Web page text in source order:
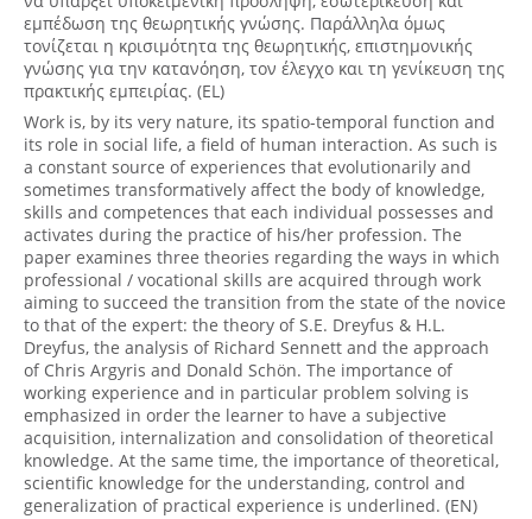
εμπέδωση της θεωρητικής γνώσης. Παράλληλα όμως
τονίζεται η κρισιμότητα της θεωρητικής, επιστημονικής
γνώσης για την κατανόηση, τον έλεγχο και τη γενίκευση της
πρακτικής εμπειρίας. (EL)
Work is, by its very nature, its spatio-temporal function and
its role in social life, a field of human interaction. As such is
a constant source of experiences that evolutionarily and
sometimes transformatively affect the body of knowledge,
skills and competences that each individual possesses and
activates during the practice of his/her profession. The
paper examines three theories regarding the ways in which
professional / vocational skills are acquired through work
aiming to succeed the transition from the state of the novice
to that of the expert: the theory of S.E. Dreyfus & H.L.
Dreyfus, the analysis of Richard Sennett and the approach
of Chris Argyris and Donald Schön. The importance of
working experience and in particular problem solving is
emphasized in order the learner to have a subjective
acquisition, internalization and consolidation of theoretical
knowledge. At the same time, the importance of theoretical,
scientific knowledge for the understanding, control and
generalization of practical experience is underlined. (EN)